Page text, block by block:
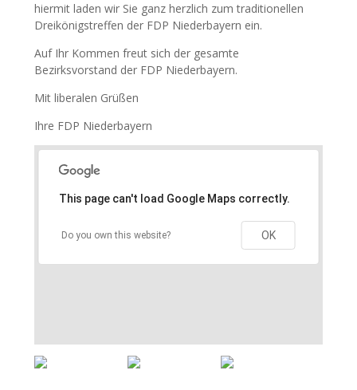
hiermit laden wir Sie ganz herzlich zum traditionellen
Dreikönigstreffen der FDP Niederbayern ein.
Auf Ihr Kommen freut sich der gesamte
Bezirksvorstand der FDP Niederbayern.
Mit liberalen Grüßen
Ihre FDP Niederbayern
This page can't load Google Maps correctly.
Do you own this website? OK